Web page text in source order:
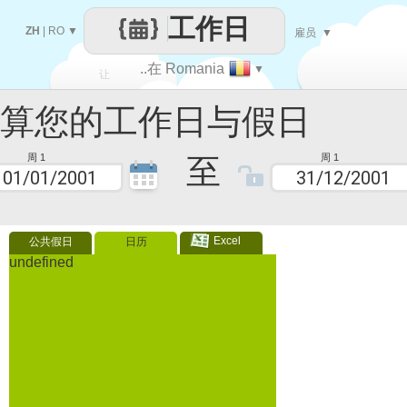
工作日与假日
周 1 至 周 1
公共假日 日历 Excel
undefined
让
每一天
..在 Romania ▼
工作日
ZH RO ▼ 雇员 ▼